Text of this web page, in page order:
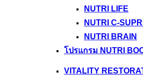
NUTRI LIFE
NUTRI C-
NUTRI BRAIN
โปรแกรม NUTRI
VITALITY